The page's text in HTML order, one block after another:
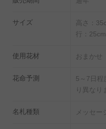
サイズ
高さ：
行：
使用花材 おまかせ
花命予測
5～7日
り異なり
名札種類 メッセー